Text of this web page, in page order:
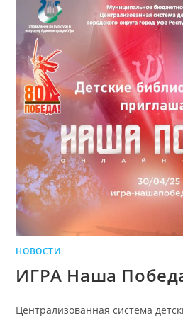
НОВОСТИ
ИГРА Наша
Централизованная система